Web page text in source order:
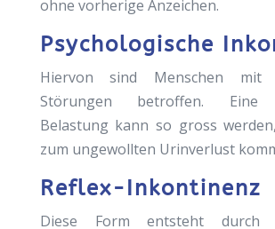
ohne vorherige Anzeichen.
Psychologische
Hiervon sind Menschen mit
Störungen betroffen. Eine
Belastung kann so gross
zum ungewollten Urinverlust
Reflex-Inkontinenz
Diese Form entsteht durch